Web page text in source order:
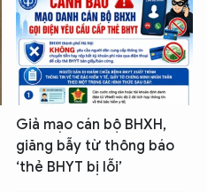
Giả mạo cán bộ BHXH,
giăng bẫy từ thông báo
‘thẻ BHYT bị lỗi’